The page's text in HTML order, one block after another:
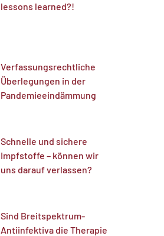
lessons learned?!
Verfassungsrechtliche
Überlegungen in der
Pandemieeindämmung
Schnelle und sichere
Impfstoffe – können wir
uns darauf verlassen?
Sind Breitspektrum-
Antiinfektiva die Therapie